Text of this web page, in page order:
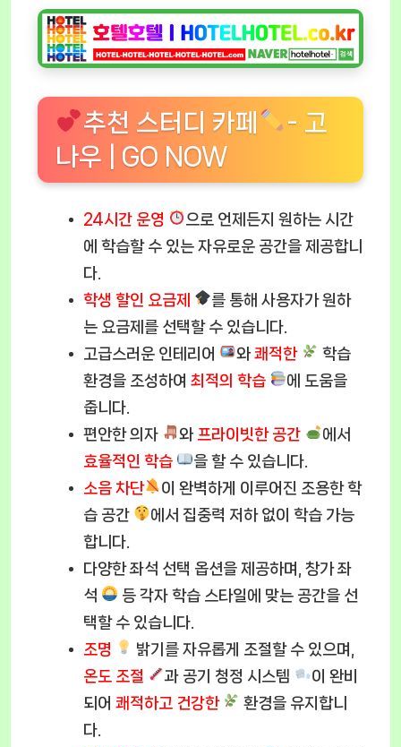
추천 스터디 카페
- 고
나우 | GO NOW
24시간 운영
으로 언제든지 원하는 시간
에 학습할 수 있는 자유로운 공간을 제공합니
다.
학생 할인 요금제
를 통해 사용자가 원하
는 요금제를 선택할 수 있습니다.
고급스러운 인테리어
와쾌적한
학습
환경을 조성하여 최적의 학습
에 도움을
줍니다.
편안한 의자
와 프라이빗한 공간
에서
효율적인 학습
을 할 수 있습니다.
소음 차단
이 완벽하게 이루어진 조용한 학
습 공간
에서 집중력 저하 없이 학습 가능
합니다.
다양한 좌석 선택 옵션을 제공하며, 창가 좌
석
등 각자 학습 스타일에 맞는 공간을 선
택할 수 있습니다.
조명
밝기를 자유롭게 조절할 수 있으며,
온도 조절
과 공기 청정 시스템
이 완비
되어 쾌적하고 건강한
환경을 유지합니
다.